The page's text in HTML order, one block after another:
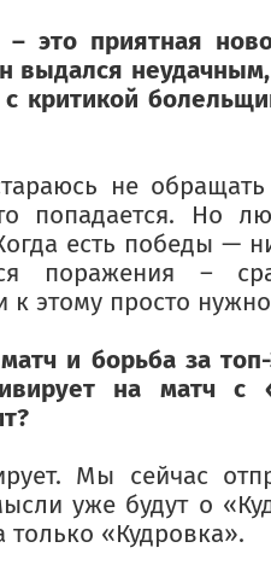
это приятная
выдался
с критикой
не
попадается. Но
есть победы —
поражения –
к этому просто
и борьба за
на матч с
Мы сейчас
уже будут о
только «Кудровка».